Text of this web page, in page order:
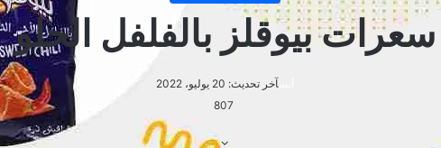
سعرات بيوقلز بالفلفل الحلو
أنسآخر تحديث: 20 يوليو، 2022